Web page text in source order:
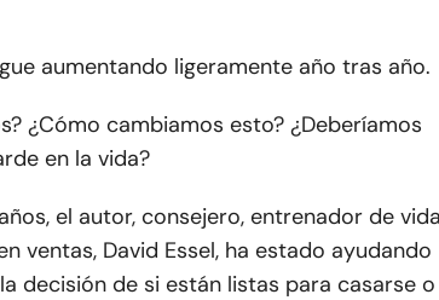
aumentando ligeramente año tras año.
¿Cómo cambiamos esto? ¿Deberíamos
en la vida?
el autor, consejero, entrenador de
ventas, David Essel, ha estado ayudando
decisión de si están listas para casarse o